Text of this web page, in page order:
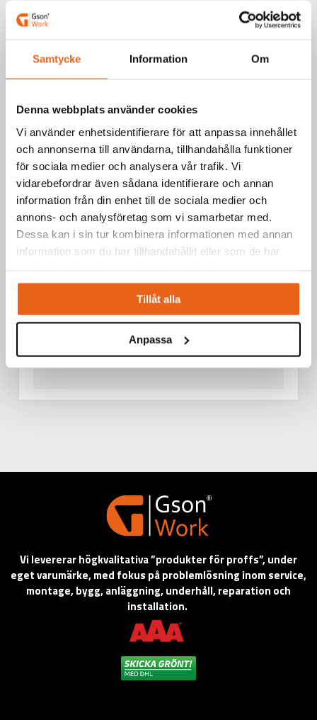
Samtycke Information Om
Denna webbplats använder cookies
Vi använder enhetsidentifierare för att anpassa innehållet
och annonserna till användarna, tillhandahålla funktioner
för sociala medier och analysera vår trafik. Vi
vidarebefordrar även sådana identifierare och annan
information från din enhet till de sociala medier och
annons- och analysföretag som vi samarbetar med.
Dessa kan i sin tur kombinera informationen med annan
information som du har tillhandahållit eller som de har
Tillåt alla
Anpassa
Handmaskiner / Batteridrivna elverktyg
ST 4,0 AH BATTERY
Vi levererar högkvalitativa ”produkter för proffs”, under
eget varumärke, med fokus på problemlösning inom service,
montage, bygg, anläggning, underhåll, reparation och
installation.